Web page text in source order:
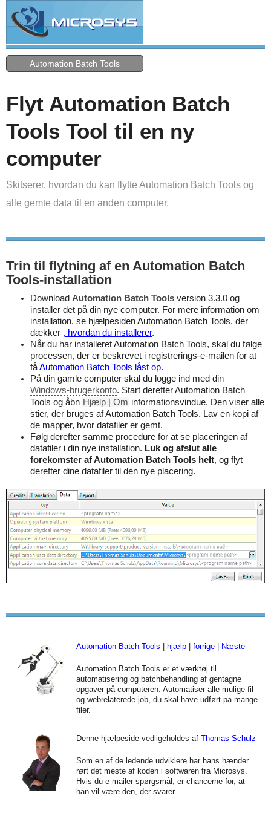
Automation Batch Tools
Flyt Automation Batch
Tools Tool til en ny
computer
Skitserer, hvordan du kan flytte Automation Batch Tools og
alle gemte data til en anden computer.
Trin til flytning af en Automation Batch
Tools-installation
Download Automation Batch Tools version 3.3.0 og
installer det på din nye computer. For mere information om
installation, se hjælpesiden Automation Batch Tools, der
dækker , hvordan du installerer.
Når du har installeret Automation Batch Tools, skal du følge
processen, der er beskrevet i registrerings-e-mailen for at
fåAutomation Batch Tools låst op.
På din gamle computer skal du logge ind med din
Windows-brugerkonto. Start derefter Automation Batch
Tools og åbn Hjælp | Om informationsvindue. Den viser alle
stier, der bruges af Automation Batch Tools. Lav en kopi af
de mapper, hvor datafiler er gemt.
Følg derefter samme procedure for at se placeringen af
datafiler i din nye installation. Luk og afslut alle
forekomster af Automation Batch Tools helt, og flyt
derefter dine datafiler til den nye placering.
Automation Batch Tools hjælp forrige Næste
Automation Batch Tools er et værktøj til
automatisering og batchbehandling af gentagne
opgaver på computeren. Automatiser alle mulige fil-
og webrelaterede job, du skal have udført på mange
filer.
Denne hjælpeside vedligeholdes af Thomas Schulz
Som en af de ledende udviklere har hans hænder
rørt det meste af koden i softwaren fra Microsys.
Hvis du e-mailer spørgsmål, er chancerne for, at
han vil være den, der svarer.